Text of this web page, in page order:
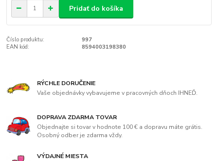
Pridať do košíka
Číslo produktu:
997
EAN kód:
8594003198380
RÝCHLE DORUČENIE
Vaše objednávky vybavujeme v pracovných dňoch IHNEĎ.
DOPRAVA ZDARMA TOVAR
Objednajte si tovar v hodnote 100 € a dopravu máte grátis.
Osobný odber je zdarma vždy.
VÝDAJNÉ MIESTA